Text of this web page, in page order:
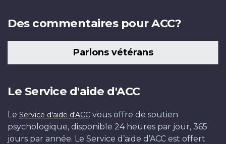
Des commentaires pour ACC?
Parlons vétérans
Le Service d'aide d'ACC
Le Service d'aide d'ACC vous offre de soutien
psychologique, disponible 24 heures par jour, 365
jours par année. Le Service d’aide d’ACC est offert